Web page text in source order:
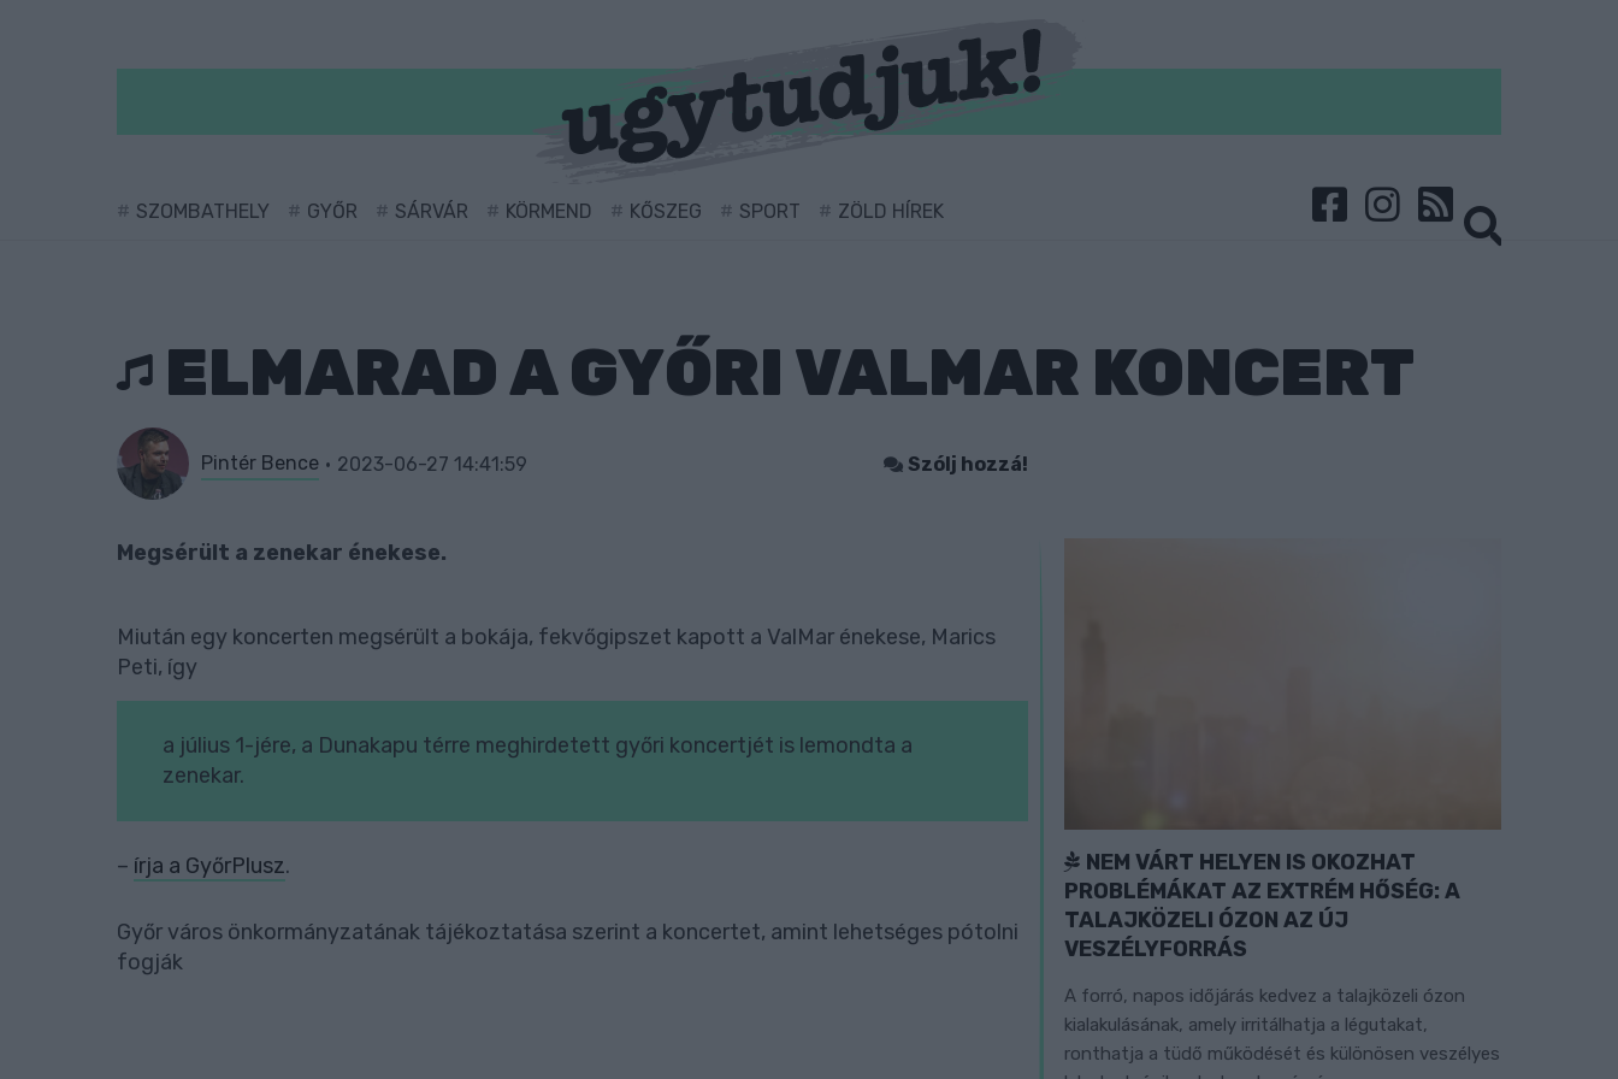
SZOMBATHELY GYŐR SÁRVÁR KÖRMEND KŐSZEG SPORT ZÖLD HÍREK
ELMARAD A GYŐRI VALMAR KONCERT
Pintér Bence 2023-06-27 14:41:59 Szólj hozzá!
Megsérült a zenekar énekese.
Miután egy koncerten megsérült a bokája, fekvőgipszet kapott a ValMar énekese, Marics
Peti, így
a július 1-jére, a Dunakapu térre meghirdetett győri koncertjét is lemondta a
zenekar.
– írja a GyőrPlusz.
Győr város önkormányzatának tájékoztatása szerint a koncertet, amint lehetséges pótolni
fogják
NEM VÁRT HELYEN IS OKOZHAT
PROBLÉMÁKAT AZ EXTRÉM HŐSÉG: A
TALAJKÖZELI ÓZON AZ ÚJ
VESZÉLYFORRÁS
A forró, napos időjárás kedvez a talajközeli ózon
kialakulásának, amely irritálhatja a légutakat,
ronthatja a tüdő működését és különösen veszélyes